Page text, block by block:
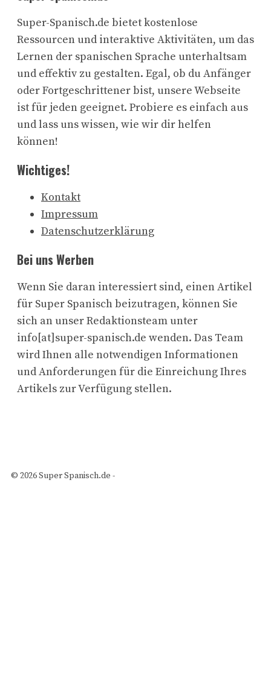
Super-Spanisch.de bietet kostenlose
Ressourcen und interaktive Aktivitäten, um das
Lernen der spanischen Sprache unterhaltsam
und effektiv zu gestalten. Egal, ob du Anfänger
oder Fortgeschrittener bist, unsere Webseite
ist für jeden geeignet. Probiere es einfach aus
und lass uns wissen, wie wir dir helfen
können!
Wichtiges!
Kontakt
Impressum
Datenschutzerklärung
Bei uns Werben
Wenn Sie daran interessiert sind, einen Artikel
für Super Spanisch beizutragen, können Sie
sich an unser Redaktionsteam unter
info[at]super-spanisch.de wenden. Das Team
wird Ihnen alle notwendigen Informationen
und Anforderungen für die Einreichung Ihres
Artikels zur Verfügung stellen.
© 2026 Super Spanisch.de -